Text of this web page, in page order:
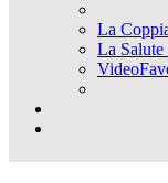
La
La